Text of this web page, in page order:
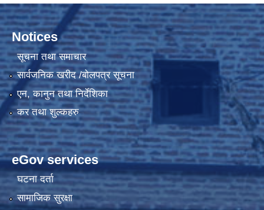
Notices
सूचना तथा समाचार
सार्वजनिक खरीद /बोलपत्र सूचना
एन, कानुन तथा निर्देशिका
कर तथा शुल्कहरु
eGov services
घटना दर्ता
सामाजिक सुरक्षा